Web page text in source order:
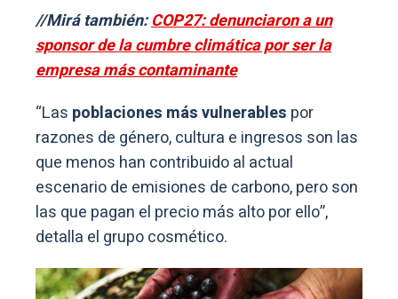
//Mirá también:COP27: denunciaron a un
sponsor de la cumbre climática por ser la
empresa más contaminante
“Las poblaciones más vulnerables por
razones de género, cultura e ingresos son las
que menos han contribuido al actual
escenario de emisiones de carbono, pero son
las que pagan el precio más alto por ello”,
detalla el grupo cosmético.